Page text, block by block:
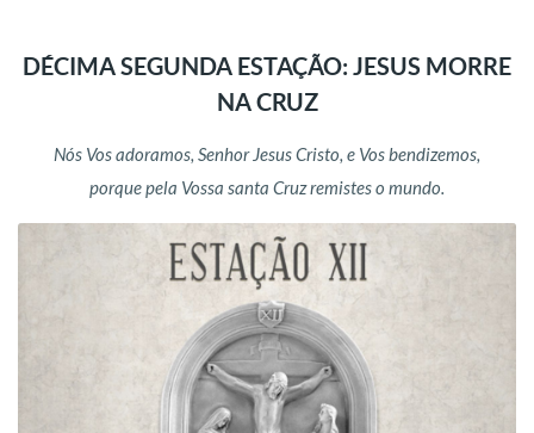
DÉCIMA SEGUNDA ESTAÇÃO: JESUS MORRE
NA CRUZ
Nós Vos adoramos, Senhor Jesus Cristo, e Vos bendizemos,
porque pela Vossa santa Cruz remistes o mundo.